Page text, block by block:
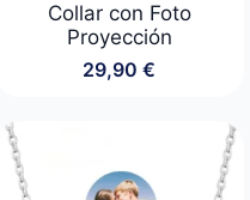
Collar con Foto
Proyección
29,90 €